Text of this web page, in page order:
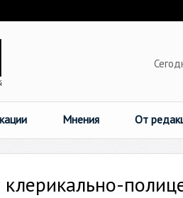
Мнения От
клерикально-